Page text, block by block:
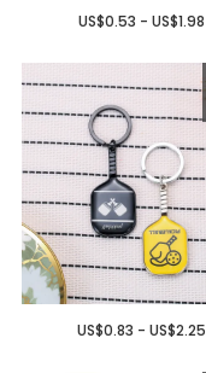
US$0.53 - US$1.98
US$0.83 - US$2.25